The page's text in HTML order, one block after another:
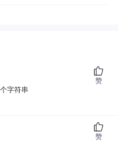
字符串
赞
赞